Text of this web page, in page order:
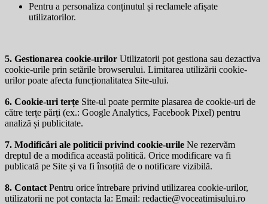
Pentru a personaliza conținutul și reclamele afișate
utilizatorilor.
5. Gestionarea cookie-urilor Utilizatorii pot gestiona sau dezactiva
cookie-urile prin setările browserului. Limitarea utilizării cookie-
urilor poate afecta funcționalitatea Site-ului.
6. Cookie-uri terțe Site-ul poate permite plasarea de cookie-uri de
către terțe părți (ex.: Google Analytics, Facebook Pixel) pentru
analiză și publicitate.
7. Modificări ale politicii privind cookie-urile Ne rezervăm
dreptul de a modifica această politică. Orice modificare va fi
publicată pe Site și va fi însoțită de o notificare vizibilă.
8. Contact Pentru orice întrebare privind utilizarea cookie-urilor,
utilizatorii ne pot contacta la: Email: redactie@voceatimisului.ro